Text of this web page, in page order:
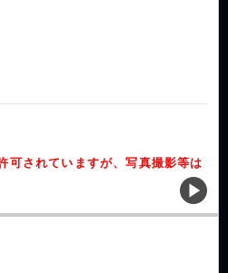
可されていますが、写真撮影等は